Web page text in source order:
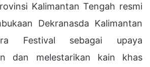
Kalimantan Tengah resmi
Dekranasda Kalimantan
Festival sebagai upaya
dan melestarikan kain khas